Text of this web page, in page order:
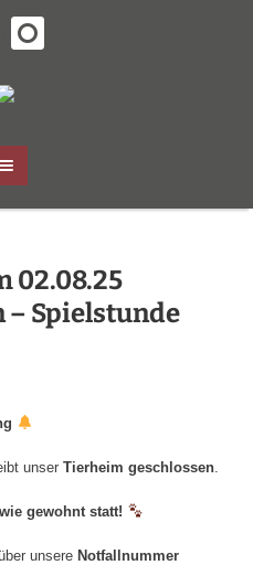
02.08.25
– Spielstunde
unserTierheim geschlossen
gewohnt statt!
unsereNotfallnummer